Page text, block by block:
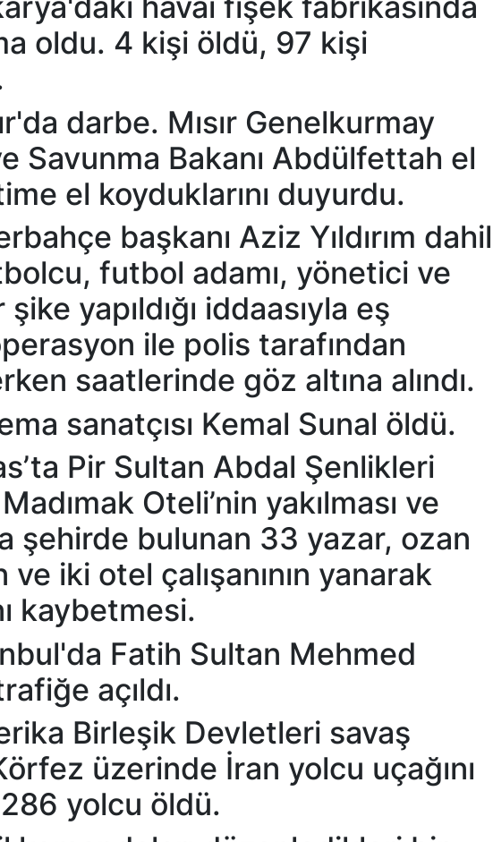
oldu. 4 kişi öldü, 97 kişi
darbe. Mısır Genelkurmay
Savunma Bakanı Abdülfettah el
el koyduklarını duyurdu.
başkanı Aziz Yıldırım dahil
futbol adamı, yönetici ve
yapıldığı iddaasıyla eş
ile polis tarafından
saatlerinde göz altına alındı.
sanatçısı Kemal Sunal öldü.
Pir Sultan Abdal Şenlikleri
Oteli’nin yakılması ve
şehirde bulunan 33 yazar, ozan
ve iki otel çalışanının yanarak
kaybetmesi.
Fatih Sultan Mehmed
açıldı.
Birleşik Devletleri savaş
üzerinde İran yolcu uçağını
yolcu öldü.